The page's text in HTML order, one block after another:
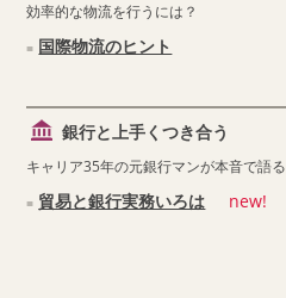
効率的な物流を行うには？
国際物流のヒント
銀行と上手くつき合う
キャリア35年の元銀行マンが本音で語る
貿易と銀行実務いろは new!